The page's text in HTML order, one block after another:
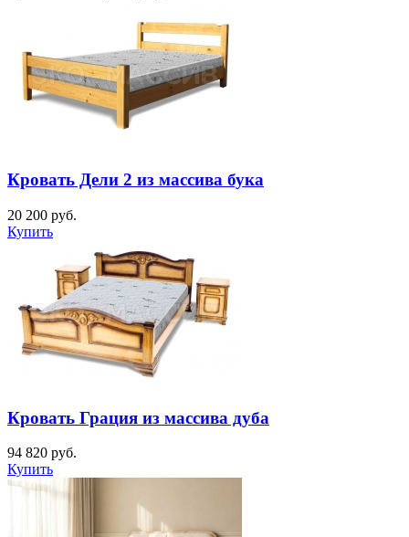
Кровать Дели 2 из массива бука
20 200 руб.
Купить
Кровать Грация из массива дуба
94 820 руб.
Купить